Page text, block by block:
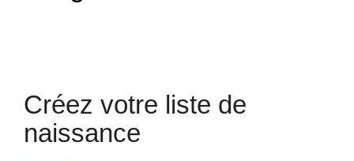
Créez votre liste de
naissance